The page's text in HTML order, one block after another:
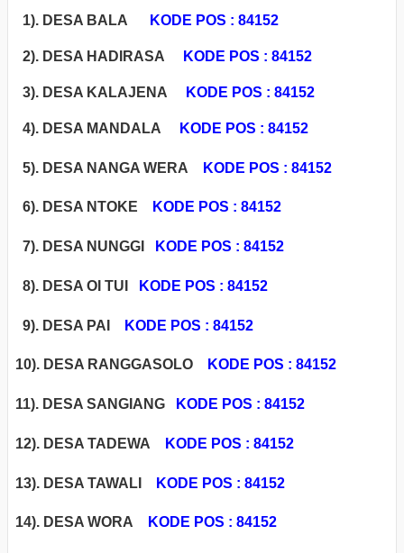
1). DESA BALA KODE POS : 84152
2). DESA HADIRASA KODE POS : 84152
3). DESA KALAJENA KODE POS : 84152
4). DESA MANDALA KODE POS : 84152
5). DESA NANGA WERA KODE POS : 84152
6). DESA NTOKE KODE POS : 84152
7). DESA NUNGGI KODE POS : 84152
8). DESA OI TUI KODE POS : 84152
9). DESA PAI KODE POS : 84152
10). DESA RANGGASOLO KODE POS : 84152
11). DESA SANGIANG KODE POS : 84152
12). DESA TADEWA KODE POS : 84152
13). DESA TAWALI KODE POS : 84152
14). DESA WORA KODE POS : 84152